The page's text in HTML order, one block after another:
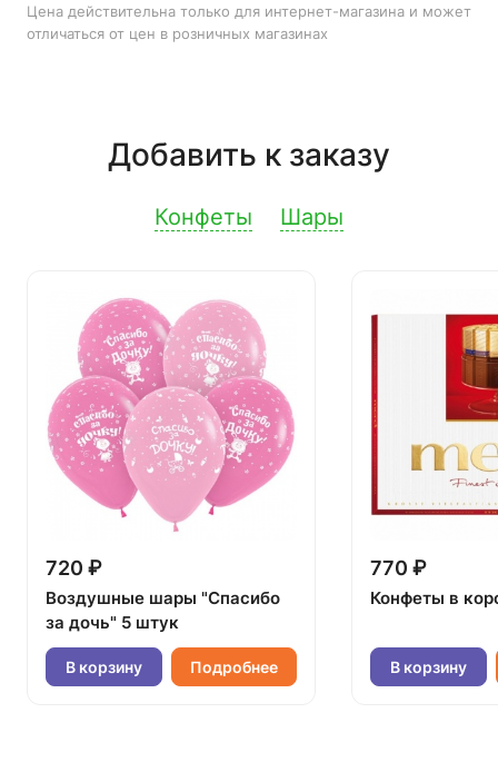
Цена действительна только для интернет-магазина и может
отличаться от цен в розничных магазинах
Добавить к заказу
Конфеты Шары
720 ₽
Воздушные шары "Спасибо
за дочь" 5 штук
В корзину Подробнее
770 ₽
Конфеты в
В корзину